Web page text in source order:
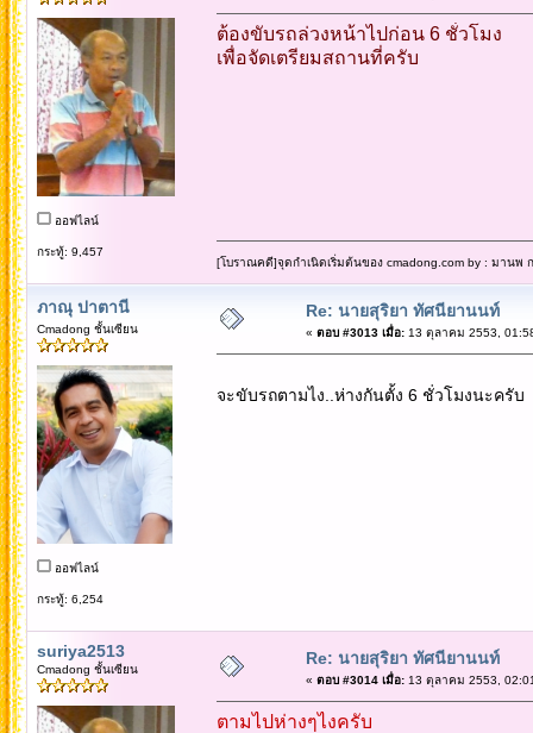
ออฟไลน์
กระทู้: 9,457
ต้องขับรถล่วงหน้าไปก่อน 6 ชั่วโมง
เพื่อจัดเตรียมสถานที่ครับ
[โบราณคดี]จุดกำเนิดเริ่มต้นของ cmadong.com by : มานพ
ภาณุ ปาตานี
Cmadong ชั้นเซียน
ออฟไลน์
กระทู้: 6,254
Re: นายสุริยา ทัศนียานนท์
« ตอบ #3013 เมื่อ:13 ตุลาคม 2553,
จะขับรถตามไง..ห่างกันตั้ง 6 ชั่วโมงนะครับ
suriya2513
Cmadong ชั้นเซียน
Re: นายสุริยา ทัศนียานนท์
« ตอบ #3014 เมื่อ:13 ตุลาคม 2553,
ตามไปห่างๆไงครับ